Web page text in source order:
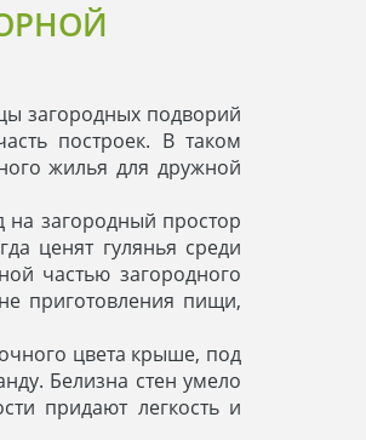
загородных подворий
построек. В таком
жилья для дружной
загородный простор
ценят гулянья среди
частью загородного
приготовления пищи,
цвета крыше, под
Белизна стен умело
придают легкость и